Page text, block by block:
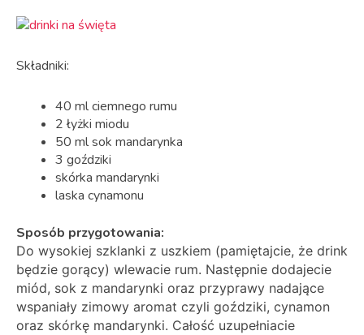
Składniki:
40 ml ciemnego rumu
2 łyżki miodu
50 ml sok mandarynka
3 goździki
skórka mandarynki
laska cynamonu
Sposób przygotowania:
Do wysokiej szklanki z uszkiem (pamiętajcie, że drink
będzie gorący) wlewacie rum. Następnie dodajecie
miód, sok z mandarynki oraz przyprawy nadające
wspaniały zimowy aromat czyli goździki, cynamon
oraz skórkę mandarynki. Całość uzupełniacie